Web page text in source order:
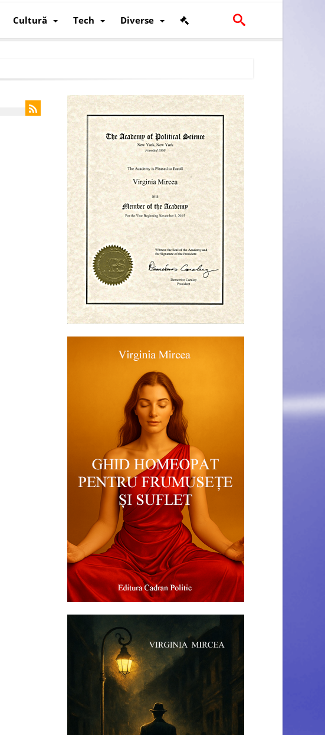
Cultură Tech Diverse
a demografiei, fiscalității și poziției României în U.E.